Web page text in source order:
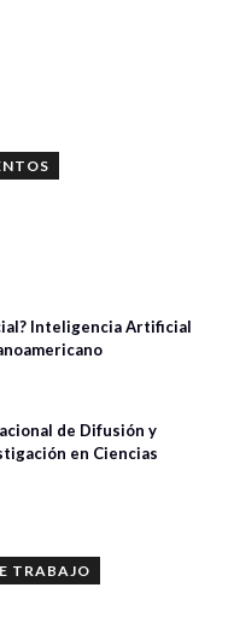
Inteligencia Artificial
de Difusión y
en Ciencias
TRABAJO